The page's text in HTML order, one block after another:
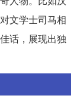
文学士司马相
话，展现出独